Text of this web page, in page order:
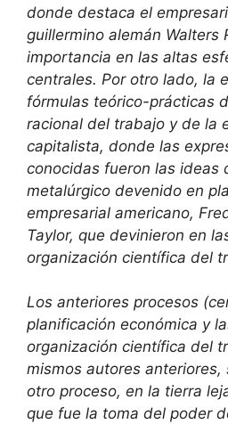
donde destaca el
guillermino alemán Walters
importancia en las altas
centrales. Por otro lado, la
fórmulas teórico-prácticas
racional del trabajo y de la
capitalista, donde las
conocidas fueron las ideas
metalúrgico devenido en
empresarial americano,
Taylor, que devinieron en
organización científica del
Los anteriores procesos
planificación económica y
organización científica del
mismos autores anteriores,
otro proceso, en la tierra
que fue la toma del poder